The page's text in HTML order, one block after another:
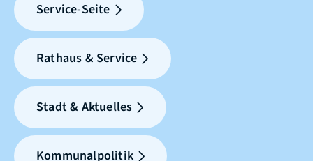
Service-Seite
Rathaus & Service
Stadt & Aktuelles
Kommunalpolitik